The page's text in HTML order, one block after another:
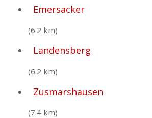
Emersacker
(6.2 km)
Landensberg
(6.2 km)
Zusmarshausen
(7.4 km)